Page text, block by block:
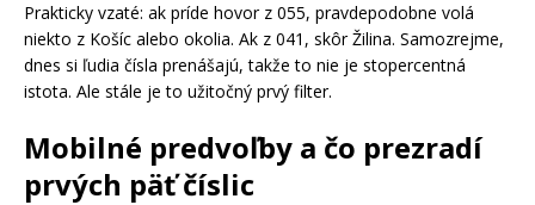
Prakticky vzaté: ak príde hovor z 055, pravdepodobne volá
niekto z Košíc alebo okolia. Ak z 041, skôr Žilina. Samozrejme,
dnes si ľudia čísla prenášajú, takže to nie je stopercentná
istota. Ale stále je to užitočný prvý filter.
Mobilné predvoľby a čo prezradí
prvých päť číslic